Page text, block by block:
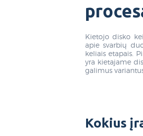
Kietojo disko
apie svarbių
keliais etapais.
yra kietajame
galimus
Kokius